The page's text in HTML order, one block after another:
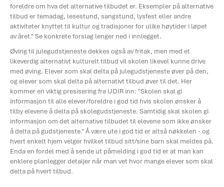
foreldre om hva det alternative tilbudet er. Eksempler på alternative
tilbud er temadag, lesestund, sangstund, lysfest eller andre
aktiviteter knyttet til kultur og tradisjoner for ulike høytider i løpet
av året." Se konkrete forslag lenger ned i innlegget.
Øving til julegudstjeneste dekkes også av fritak, men med et
likeverdig alternativt kulturelt tilbud vil skolen likevel kunne drive
med øving. Elever som skal delta på julegudstjeneste øver på den,
og elever som skal delta på alternativt tilbud øver til det. Her
kommer en viktig presisering fra UDIR inn: "Skolen skal gi
informasjon til alle elever/foreldre i god tid hvis skolen ønsker å
tilby elevene å delta på skolegudstjeneste. Samtidig skal skolen gi
informasjon om det alternative tilbudet til elevene som ikke ønsker
å delta på gudstjeneste." Å være ute i god tid er altså nøkkelen - og
hvert enkelt hjem velger hvilket tilbud sitt/sine barn skal meldes på.
Enda en fordel med å sende ut påmelding i god tid er at man kan
enklere planlegger detaljer når man vet hvor mange elever som skal
delta på hvert tilbud.